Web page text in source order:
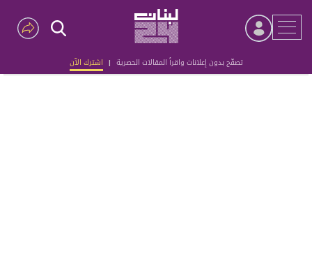
تصفّح بدون إعلانات واقرأ المقالات الحصرية | اشترك الآن
Advertisement